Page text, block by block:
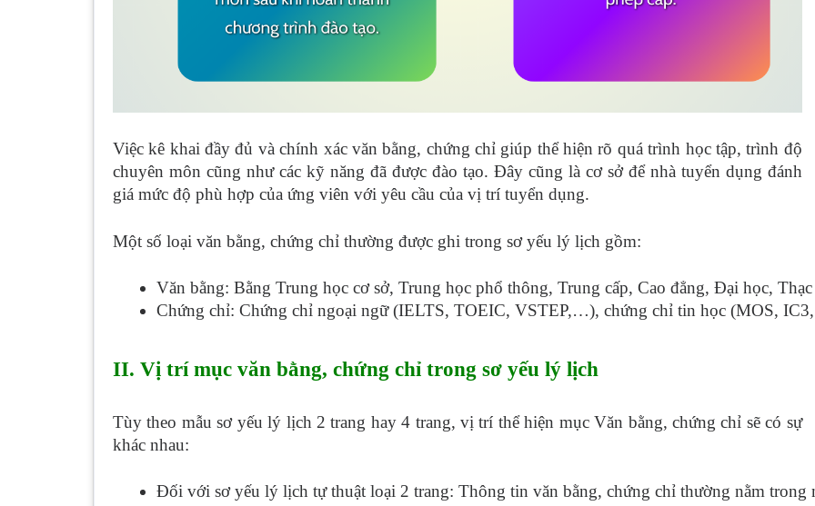
Việc kê khai đầy đủ và chính xác văn bằng, chứng chỉ giúp thể hiện rõ quá trình học tập, trình độ
chuyên môn cũng như các kỹ năng đã được đào tạo. Đây cũng là cơ sở để nhà tuyển dụng đánh
giá mức độ phù hợp của ứng viên với yêu cầu của vị trí tuyển dụng.
Một số loại văn bằng, chứng chỉ thường được ghi trong sơ yếu lý lịch gồm:
Văn bằng: Bằng Trung học cơ sở, Trung học phổ thông, Trung cấp, Cao đẳng, Đại học,
Chứng chỉ: Chứng chỉ ngoại ngữ (IELTS, TOEIC, VSTEP,…), chứng chỉ tin học (MOS,
II. Vị trí mục văn bằng, chứng chỉ trong sơ yếu lý lịch
Tùy theo mẫu sơ yếu lý lịch 2 trang hay 4 trang, vị trí thể hiện mục Văn bằng, chứng chỉ sẽ có sự
khác nhau:
Đối với sơ yếu lý lịch tự thuật loại 2 trang: Thông tin văn bằng, chứng chỉ thường nằm trong